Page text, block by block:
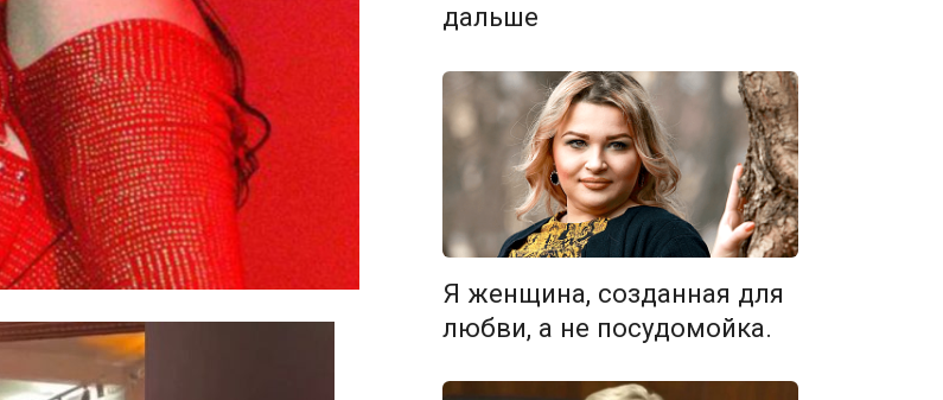
дальше
Я женщина, созданная для
любви, а не посудомойка.